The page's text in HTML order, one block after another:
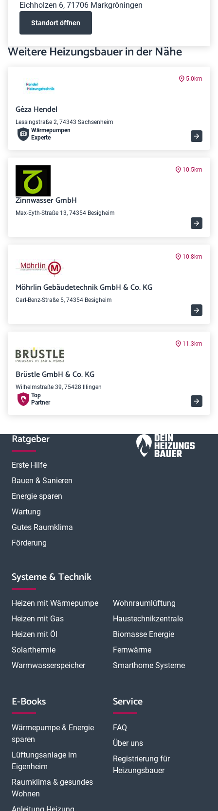
Eichholzen 6, 71706 Markgröningen
Standort öffnen
Weitere Heizungsbauer in der Nähe
5.0km
Géza Hendel
Lessingstraße 2, 74343 Sachsenheim
Wärme­pumpen
Experte
10.5km
Zinnwasser GmbH
Max-Eyth-Straße 13, 74354 Besigheim
10.8km
Möhrlin Gebäudetechnik GmbH & Co. KG
Carl-Benz-Straße 5, 74354 Besigheim
11.3km
Brüstle GmbH & Co. KG
Wilhelmstraße 39, 75428 Illingen
Top
Partner
Ratgeber
Erste Hilfe
Bauen & Sanieren
Energie sparen
Wartung
Gutes Raumklima
Förderung
Systeme & Technik
Heizen mit Wärmepumpe
Heizen mit Gas
Heizen mit Öl
Solarthermie
Warmwasserspeicher
Wohnraumlüftung
Haustechnikzentrale
Biomasse Energie
Fernwärme
Smarthome Systeme
E-Books
Wärmepumpe & Energie
sparen
Lüftungsanlage im
Eigenheim
Raumklima & gesundes
Wohnen
Service
FAQ
Über uns
Registrierung für
Heizungsbauer